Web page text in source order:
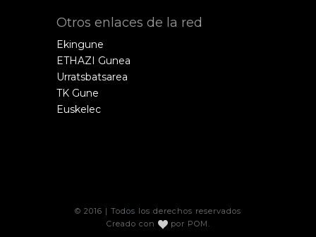
Otros enlaces de la red
Ekingune
ETHAZI Gunea
Urratsbatsarea
TK Gune
Euskelec
© 2016 | Todos los derechos reservados
Creado con
por POM